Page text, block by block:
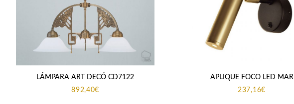
LÁMPARA ART DECÓ CD7122
892,40€
APLIQUE FOCO LED MAR
237,16€